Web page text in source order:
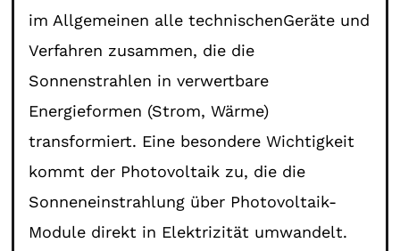
im Allgemeinen alle technischenGeräte und
Verfahren zusammen, die die
Sonnenstrahlen in verwertbare
Energieformen (Strom, Wärme)
transformiert. Eine besondere Wichtigkeit
kommt der Photovoltaik zu, die die
Sonneneinstrahlung über Photovoltaik-
Module direkt in Elektrizität umwandelt.